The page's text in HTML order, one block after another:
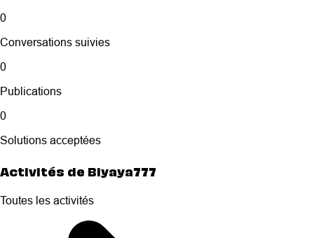
0
Conversations suivies
0
Publications
0
Solutions acceptées
Activités de Biyaya777
Toutes les activités